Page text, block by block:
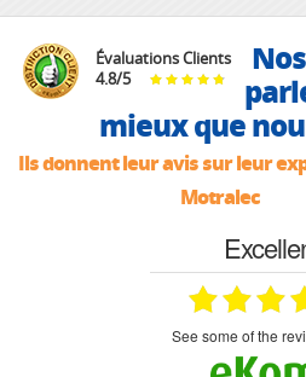
Évaluations Clients
4.8/5
mieux que
Ils donnent leur avis sur leur
Motralec
see some of the